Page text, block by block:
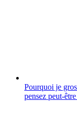
Pourquoi je
pensez peut-